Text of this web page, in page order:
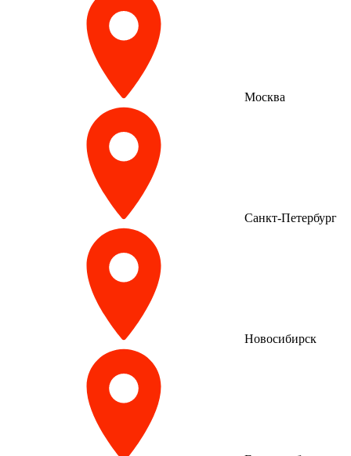
Москва
Санкт-Петербург
Новосибирск